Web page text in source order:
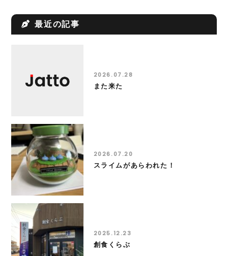
最近の記事
2026.07.28
また来た
2026.07.20
スライムがあらわれた！
2025.12.23
創食くらぶ